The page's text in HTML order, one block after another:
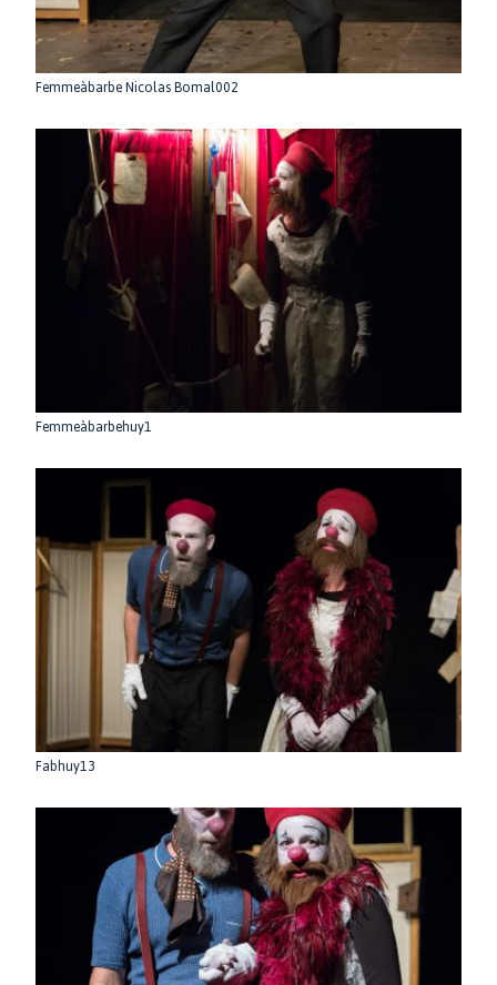
Femmeàbarbe Nicolas Bomal002
Femmeàbarbehuy1
Fabhuy13